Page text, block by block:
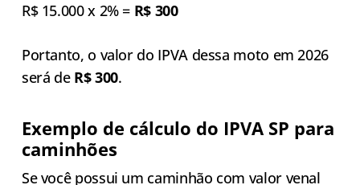
R$ 15.000 x 2% = R$ 300
Portanto, o valor do IPVA dessa moto em 2026
será de R$ 300.
Exemplo de cálculo do IPVA SP para
caminhões
Se você possui um caminhão com valor venal